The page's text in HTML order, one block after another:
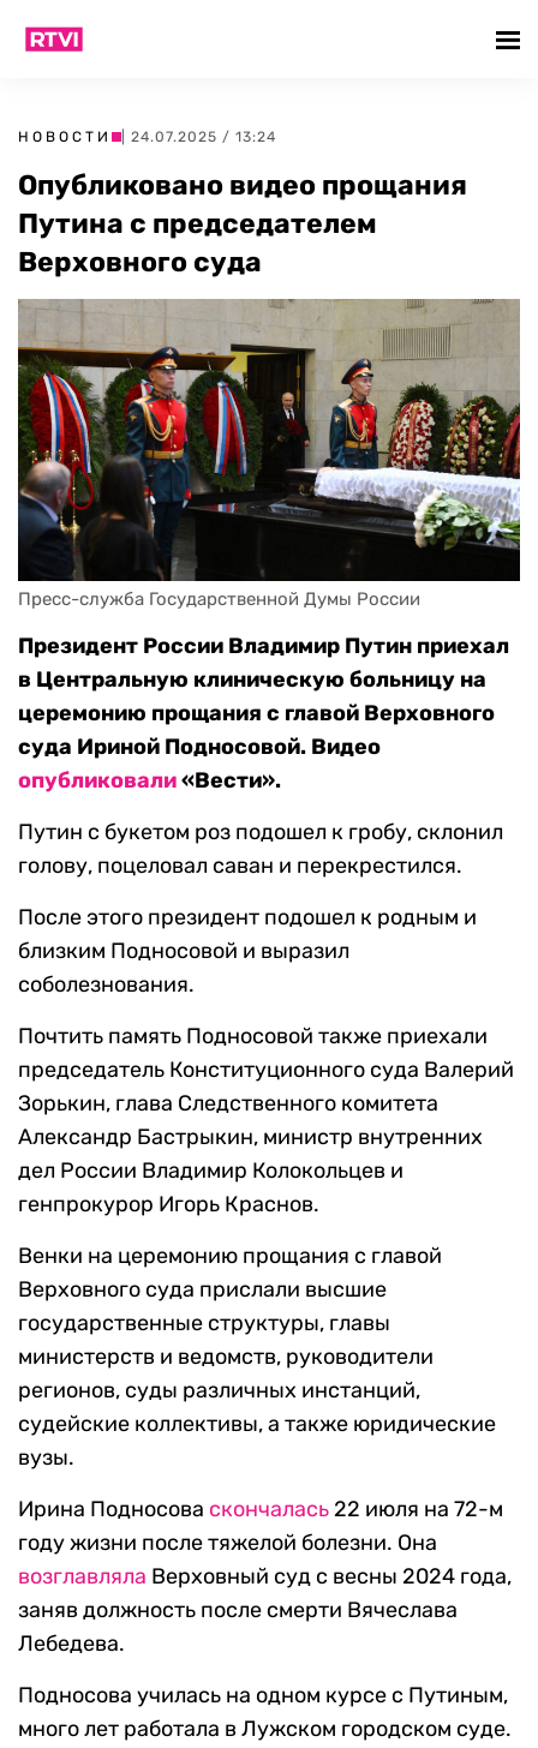
НОВОСТИ | 24.07.2025 / 13:24
Опубликовано видео прощания
Путина с председателем
Верховного суда
Пресс-служба Государственной Думы России
Президент России Владимир Путин приехал
в Центральную клиническую больницу на
церемонию прощания с главой Верховного
суда Ириной Подносовой. Видео
опубликовали«Вести».
Путин с букетом роз подошел к гробу, склонил
голову, поцеловал саван и перекрестился.
После этого президент подошел к родным и
близким Подносовой и выразил
соболезнования.
Почтить память Подносовой также приехали
председатель Конституционного суда Валерий
Зорькин, глава Следственного комитета
Александр Бастрыкин, министр внутренних
дел России Владимир Колокольцев и
генпрокурор Игорь Краснов.
Венки на церемонию прощания с главой
Верховного суда прислали высшие
государственные структуры, главы
министерств и ведомств, руководители
регионов, суды различных инстанций,
судейские коллективы, а также юридические
вузы.
Ирина Подносова скончалась22 июля на 72-м
году жизни после тяжелой болезни. Она
возглавляла Верховный суд с весны 2024 года,
заняв должность после смерти Вячеслава
Лебедева.
Подносова училась на одном курсе с Путиным,
много лет работала в Лужском городском суде.